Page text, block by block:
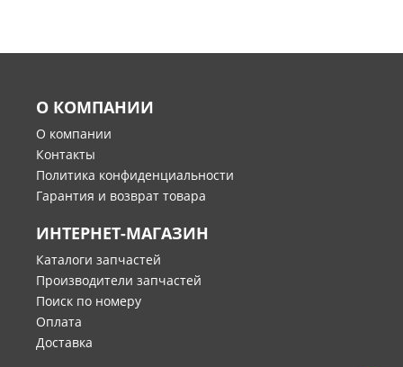
О КОМПАНИИ
О компании
Контакты
Политика конфиденциальности
Гарантия и возврат товара
ИНТЕРНЕТ-МАГАЗИН
Каталоги запчастей
Производители запчастей
Поиск по номеру
Оплата
Доставка